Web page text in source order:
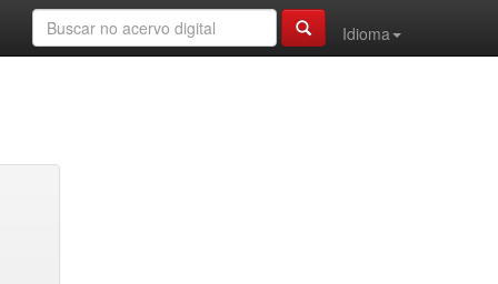
Idioma